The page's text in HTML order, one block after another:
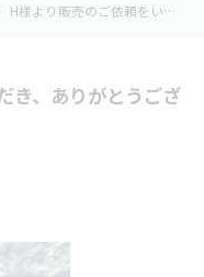
H様より販売のご依頼をいただき、ありがとうございます！
き、ありがとうござ